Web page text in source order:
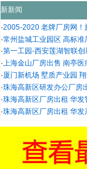
新新闻
·2005-2020 老牌厂房网！
·常州盐城工业园区 高标
·第一工园-西安莲湖智联
·上海金山厂房出售 南亭
·厦门新机场 墅质产业园
·珠海高新区研发办公厂房
·珠海高新区厂房出租 华
·珠海高新区厂房出租 华发